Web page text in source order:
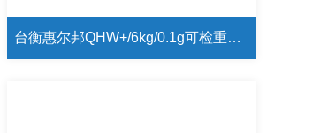
台衡惠尔邦QHW+/6kg/0.1g可检重电子秤 惠尔邦QWH/6kg自带上下限报警电子秤